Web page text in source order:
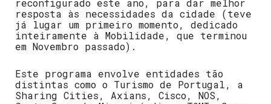
resposta às necessidades da cidade (teve
já lugar um primeiro momento, dedicado
inteiramente à Mobilidade, que terminou
em Novembro passado).
Este programa envolve entidades tão
distintas como o Turismo de Portugal, a
Sharing Cities, Axians, Cisco, NOS,